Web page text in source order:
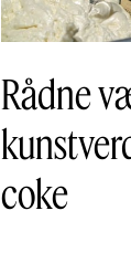
Rådne
coke